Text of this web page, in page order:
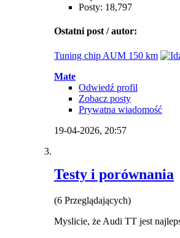
Posty: 18,797
Ostatni post / autor:
Tuning chip AUM 150 km
Mate
Odwiedź profil
Zobacz posty
Prywatna wiadomość
19-04-2026, 20:57
Testy i porównania
(6 Przeglądających)
Myslicie, że Audi TT jest